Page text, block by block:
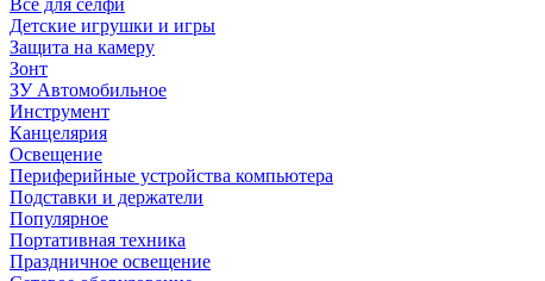
Всё для селфи
Детские игрушки и игры
Защита на камеру
Зонт
ЗУ Автомобильное
Инструмент
Канцелярия
Освещение
Периферийные устройства компьютера
Подставки и держатели
Популярное
Портативная техника
Праздничное освещение